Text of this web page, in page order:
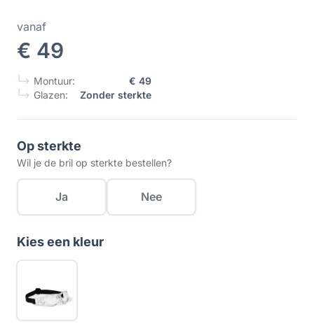
vanaf
€ 49
Montuur:
€ 49
Glazen:
Zonder sterkte
Op sterkte
Wil je de bril op sterkte bestellen?
Ja Nee
Kies een kleur